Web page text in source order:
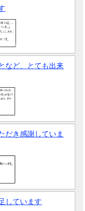
など、とても出来
だき感謝していま
しています